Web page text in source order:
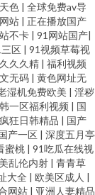
色 | 全球免费av导
站 | 正在播放国产
不卡 | 91网站国产|
区 | 91视频草莓视
久久精 | 福利视频
无码 | 黄色网址无
湿机免费欧美 | 淫秽
一区福利视频 | 国
疯狂日韩精品 | 国产
产一区 | 深度五月亭
蜜桃 | 91吃瓜在线视
乱伦内射 | 青青草
大全 | 欧美区成人 |
网站 | 亚洲人妻精品